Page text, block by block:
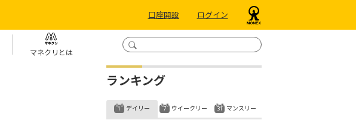
口座開設 ログイン
マネクリとは
ランキング
デイリー ウイークリー マンスリー